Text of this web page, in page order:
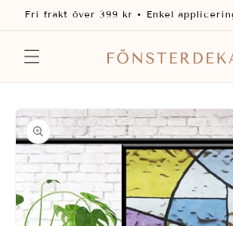
vidare
Fri frakt över 399 kr • Enkel
vidare till